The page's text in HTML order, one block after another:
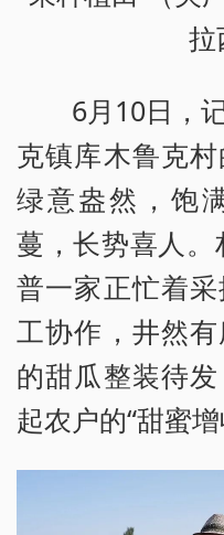
拉
6月10日，
克镇库木鲁克
绿意盎然，饱
蔓，长势喜人。
普一家正忙着
工协作，井然
的甜瓜整装待
起农户的“甜蜜增